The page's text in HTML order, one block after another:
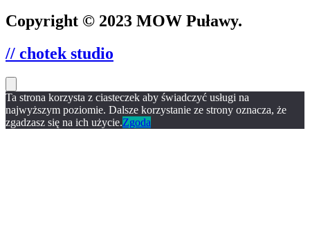
Copyright © 2023 MOW Puławy.
// chotek studio
Ta strona korzysta z ciasteczek aby świadczyć usługi na
najwyższym poziomie. Dalsze korzystanie ze strony oznacza, że
zgadzasz się na ich użycie.Zgoda